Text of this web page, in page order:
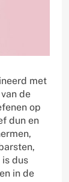
met
de
op
dun en
dus
in de